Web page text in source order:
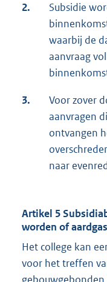
2.
Subsidie
waarbij de
aanvraag
3.
Voor zover
aanvragen
ontvangen
naar
Artikel 5
worden of
Het college kan
voor het treffen